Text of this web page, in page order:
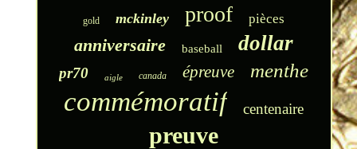
gold mckinley proof pièces
anniversaire baseball dollar
pr70 aigle canada épreuve menthe
commémoratif centenaire
preuve